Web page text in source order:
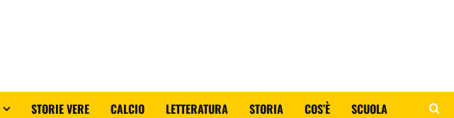
STORIE VERE CALCIO LETTERATURA STORIA COS’È SCUOLA